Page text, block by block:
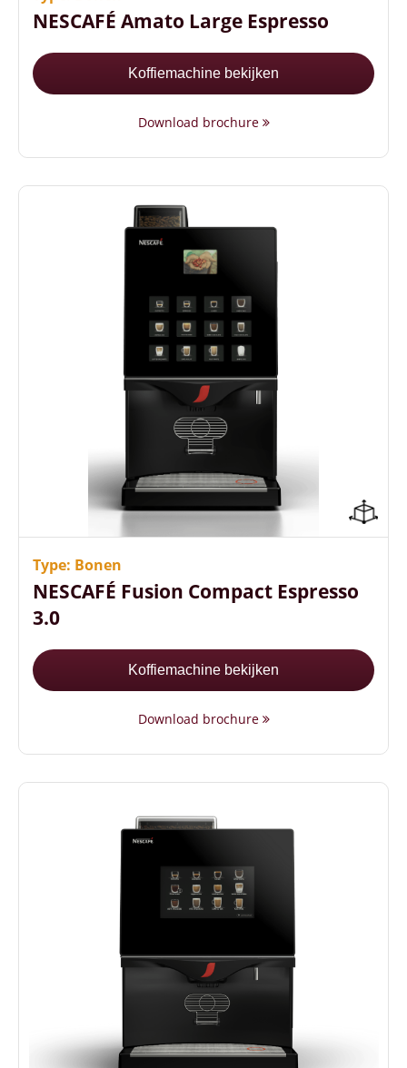
NESCAFÉ Amato Large Espresso
Koffiemachine bekijken
Download brochure
Compact formaat (64 cm hoog)
Optimale temperatuur vanaf het 1e kopje
Energiezuinig (A+ label)
Type: Bonen
NESCAFÉ Fusion Compact Espresso
3.0
Koffiemachine bekijken
Download brochure